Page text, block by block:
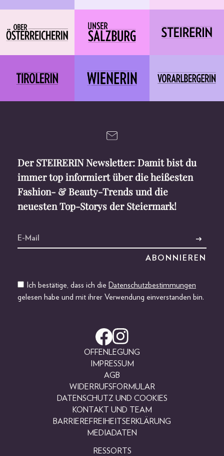
Der STEIRERIN Newsletter: Damit bist du
immer top informiert über die heißesten
Fashion- & Beauty-Trends und die
neuesten Top-Storys der Steiermark!
Ich bestätige, dass ich die Datenschutzbestimmungen
gelesen habe und mit ihrer Verwendung einverstanden bin.
OFFENLEGUNG
IMPRESSUM
AGB
WIDERRUFSFORMULAR
DATENSCHUTZ UND COOKIES
KONTAKT UND TEAM
BARRIEREFREIHEITSERKLÄRUNG
MEDIADATEN
RESSORTS